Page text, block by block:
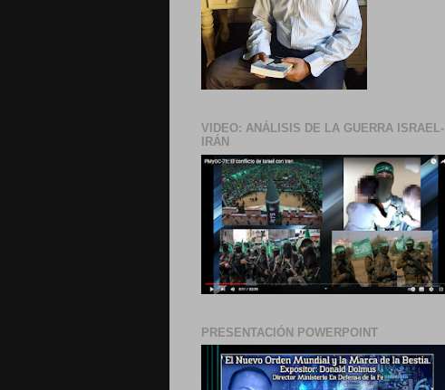
VIDEO: ANÁLISIS DE LA GUERRA ISRAEL-
IRÁN
PRESENTACIÓN POWERPOINT